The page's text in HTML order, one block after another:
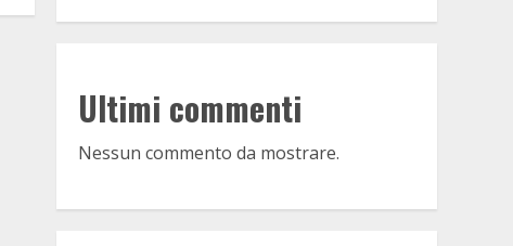
Ultimi commenti
Nessun commento da mostrare.